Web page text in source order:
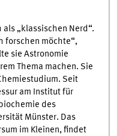
„klassischen Nerd“.
forschen möchte“,
sie Astronomie
Thema machen. Sie
Seit
am Institut für
des
Münster. Das
im Kleinen, findet